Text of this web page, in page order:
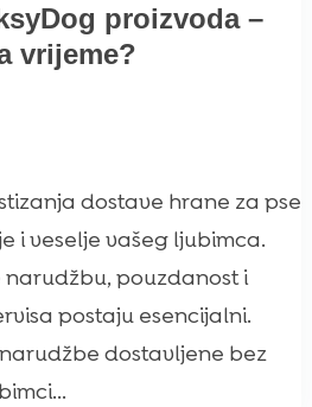
proizvoda –
vrijeme?
dostave hrane za pse
i veselje vašeg ljubimca.
pouzdanost i
postaju esencijalni.
narudžbe dostavljene bez